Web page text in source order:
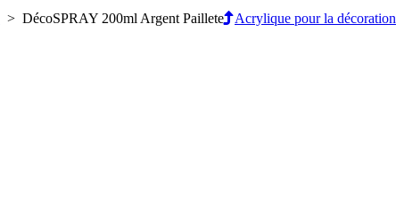
> DécoSPRAY 200ml Argent Paillete Acrylique pour la décoration